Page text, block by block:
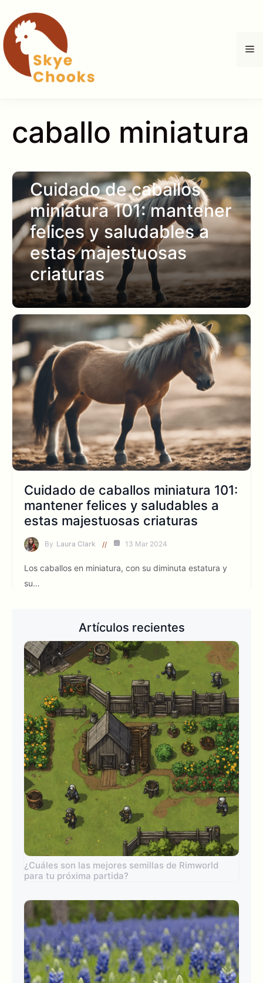
contenido
caballo miniatura
Cuidado de caballos
miniatura 101: mantener
felices y saludables a
estas majestuosas
criaturas
Cuidado de caballos miniatura 101:
mantener felices y saludables a
estas majestuosas criaturas
By Laura Clark 13 Mar 2024
Los caballos en miniatura, con su diminuta estatura y
su…
Artículos recientes
¿Cuáles son las mejores semillas de Rimworld
para tu próxima partida?